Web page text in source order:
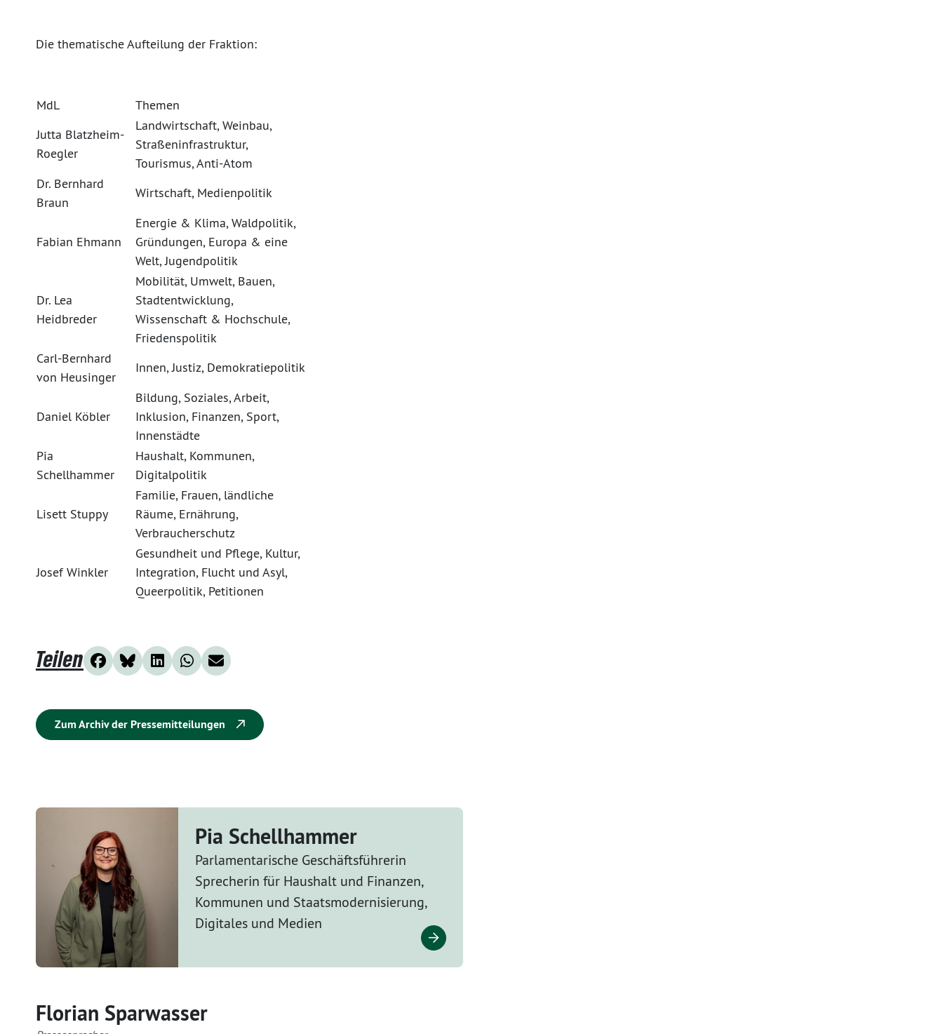
Die thematische Aufteilung der Fraktion:
MdL
Themen
Jutta Blatzheim-
Roegler
Landwirtschaft, Weinbau,
Straßeninfrastruktur,
Tourismus, Anti-Atom
Dr. Bernhard
Braun
Wirtschaft, Medienpolitik
Fabian Ehmann
Energie & Klima, Waldpolitik,
Gründungen, Europa & eine
Welt, Jugendpolitik
Dr. Lea
Heidbreder
Mobilität, Umwelt, Bauen,
Stadtentwicklung,
Wissenschaft & Hochschule,
Friedenspolitik
Carl-Bernhard
von Heusinger
Innen, Justiz, Demokratiepolitik
Daniel Köbler
Bildung, Soziales, Arbeit,
Inklusion, Finanzen, Sport,
Innenstädte
Pia
Schellhammer
Haushalt, Kommunen,
Digitalpolitik
Lisett Stuppy
Familie, Frauen, ländliche
Räume, Ernährung,
Verbraucherschutz
Josef Winkler
Gesundheit und Pflege, Kultur,
Integration, Flucht und Asyl,
Queerpolitik, Petitionen
Teilen
Zum Archiv der Pressemitteilungen
Pia Schellhammer
Parlamentarische Geschäftsführerin
Sprecherin für Haushalt und Finanzen,
Kommunen und Staatsmodernisierung,
Digitales und Medien
Florian Sparwasser